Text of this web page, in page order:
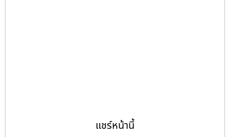
แชร์หน้านี้